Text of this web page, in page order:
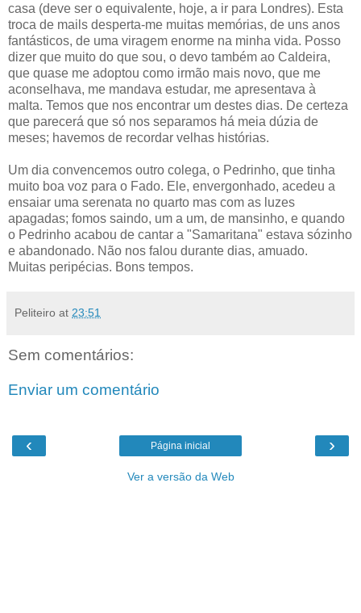
casa (deve ser o equivalente, hoje, a ir para Londres). Esta
troca de mails desperta-me muitas memórias, de uns anos
fantásticos, de uma viragem enorme na minha vida. Posso
dizer que muito do que sou, o devo também ao Caldeira,
que quase me adoptou como irmão mais novo, que me
aconselhava, me mandava estudar, me apresentava à
malta. Temos que nos encontrar um destes dias. De certeza
que parecerá que só nos separamos há meia dúzia de
meses; havemos de recordar velhas histórias.
Um dia convencemos outro colega, o Pedrinho, que tinha
muito boa voz para o Fado. Ele, envergonhado, acedeu a
ensaiar uma serenata no quarto mas com as luzes
apagadas; fomos saindo, um a um, de mansinho, e quando
o Pedrinho acabou de cantar a "Samaritana" estava sózinho
e abandonado. Não nos falou durante dias, amuado.
Muitas peripécias. Bons tempos.
Peliteiro at 23:51
Sem comentários:
Enviar um comentário
‹ ›
Página inicial
Ver a versão da Web